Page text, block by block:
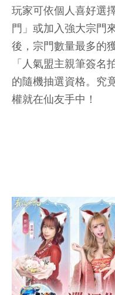
玩家可依個人喜好選
門」或加入強大宗門
後，宗門數量最多的
「人氣盟主親筆簽名
的隨機抽選資格。究
權就在仙友手中！